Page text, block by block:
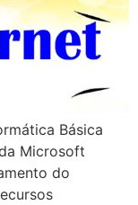
Básica
Microsoft
do